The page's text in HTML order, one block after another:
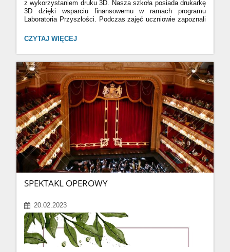
z wykorzystaniem druku 3D. Nasza szkoła posiada drukarkę
3D dzięki wsparciu finansowemu w ramach programu
Laboratoria Przyszłości. Podczas zajęć uczniowie zapoznali
przygotowali swoje projekty. Lekcja modelowania
3D rozwinęła umiejętności przestrzenne, wizualizację
Lekcja plastyki w 3D udowodniła, że wykorzystanie druku
3D jest bardzo pomocne oraz może mieć także walory
estetyczno - artystyczne.
LEKCJA
W
3D:
CZYTAJ WIĘCEJ
SPEKTAKL OPEROWY
20.02.2023